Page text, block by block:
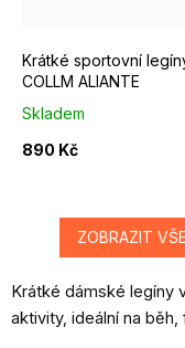
Krátké sportovní
COLLM ALIANTE
Skladem
890 Kč
ZOBRAZIT
Krátké dámské legíny
aktivity, ideální na